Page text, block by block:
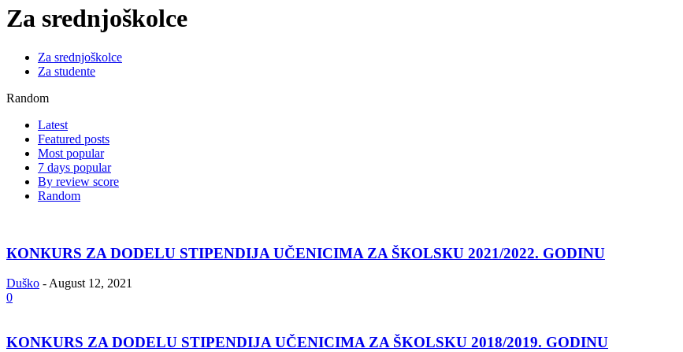
Za srednjoškolce
Za srednjoškolce
Za studente
Random
Latest
Featured posts
Most popular
7 days popular
By review score
Random
КONКURS ZA DODELU STIPENDIJA UČENICIMA ZA ŠКOLSКU 2021/2022. GODINU
Duško - August 12, 2021
0
KONKURS ZA DODELU STIPENDIJA UČENICIMA ZA ŠKOLSKU 2018/2019. GODINU